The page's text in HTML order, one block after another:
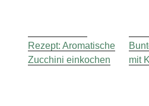
Rezept: Aromatische
Zucchini einkochen
mit